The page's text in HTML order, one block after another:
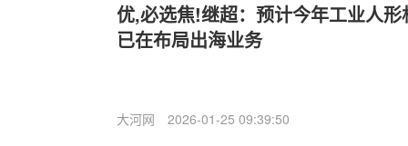
优,必选焦!继超：预计今年工业人
已在布局出海业务
大河网 2026-01-25 09:39:50